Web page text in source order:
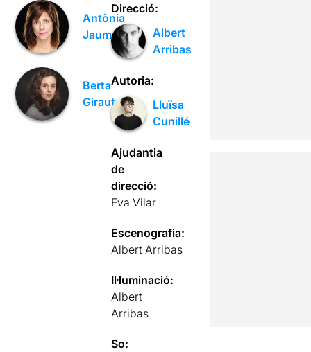
Antònia
Jaume
Berta
Giraut
Direcció:
Albert
Arribas
Autoria:
Lluïsa
Cunillé
Ajudantia
de
direcció:
Eva Vilar
Escenografia:
Albert Arribas
Il·luminació:
Albert
Arribas
So: